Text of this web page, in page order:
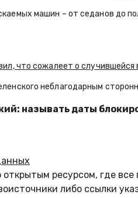
машин – от седанов до
что сожалеет о
неблагодарным
называть даты
ресурсом, где
либо ссылки